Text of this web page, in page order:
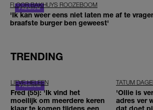
FLOOR BAKHUYS ROOZEBOOM
'Ik kan weer eens niet laten me af te
braafste burger ben geweest'
TRENDING
LIEVE HELEEN
Fred (55): 'Ik vind het
moeilijk om meerdere keren
TATUM
'Ollie is
adres ver